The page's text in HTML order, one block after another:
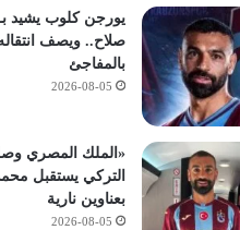
يورجن كلوب يشيد
صلاح.. ويصف
بالمفاجئ
2026-08-05
«الملك المصري
التركي يستقبل
بعناوين نارية
2026-08-05